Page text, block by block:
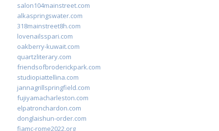
salon104mainstreet.com
alkaspringswater.com
318mainstreet8h.com
lovenailsspari.com
oakberry-kuwait.com
quartzliterary.com
friendsofbroderickpark.com
studiopiattellina.com
jannagrillspringfield.com
fujiyamacharleston.com
elpatronchardon.com
donglaishun-order.com
fiamc-rome2022.org